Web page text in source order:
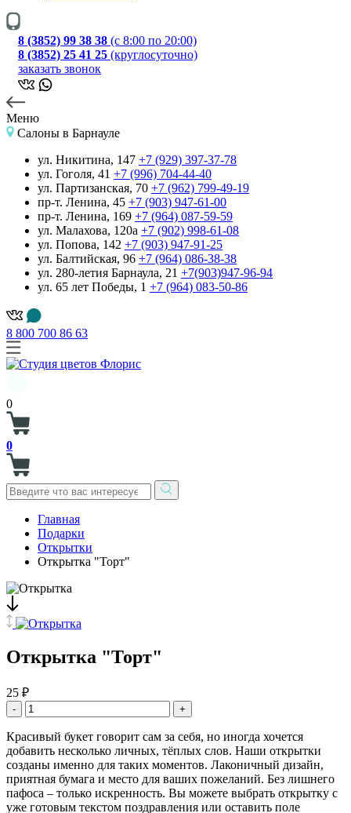
8 (3852) 99 38 38 (с 8:00 по 20:00)
8 (3852) 25 41 25 (круглосуточно)
заказать звонок
Меню
Салоны в Барнауле
ул. Никитина, 147 +7 (929) 397-37-78
ул. Гоголя, 41 +7 (996) 704-44-40
ул. Партизанская, 70 +7 (962) 799-49-19
пр-т. Ленина, 45 +7 (903) 947-61-00
пр-т. Ленина, 169 +7 (964) 087-59-59
ул. Малахова, 120а +7 (902) 998-61-08
ул. Попова, 142 +7 (903) 947-91-25
ул. Балтийская, 96 +7 (964) 086-38-38
ул. 280-летия Барнаула, 21 +7(903)947-96-94
ул. 65 лет Победы, 1 +7 (964) 083-50-86
8 800 700 86 63
0
0
Главная
Подарки
Открытки
Открытка "Торт"
Открытка "Торт"
25 ₽
- +
Красивый букет говорит сам за себя, но иногда хочется
добавить несколько личных, тёплых слов. Наши открытки
созданы именно для таких моментов. Лаконичный дизайн,
приятная бумага и место для ваших пожеланий. Без лишнего
пафоса – только искренность. Вы можете выбрать открытку с
уже готовым текстом поздравления или оставить поле